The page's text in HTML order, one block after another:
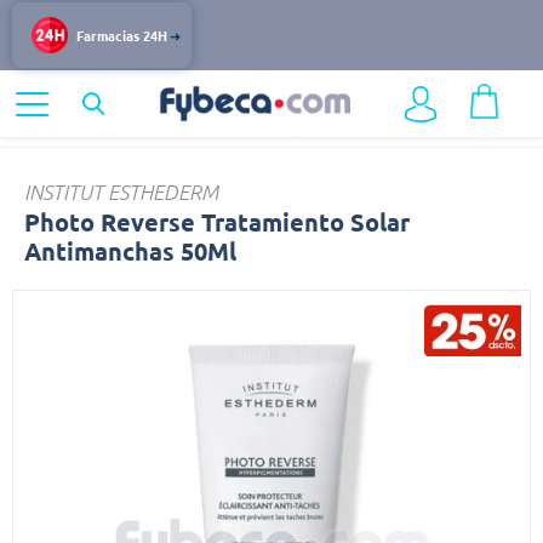
Farmacias 24H
Dermocosmética Cuidado Especializado del Rostro
INSTITUT ESTHEDERM
Photo Reverse Tratamiento Solar
Antimanchas 50Ml